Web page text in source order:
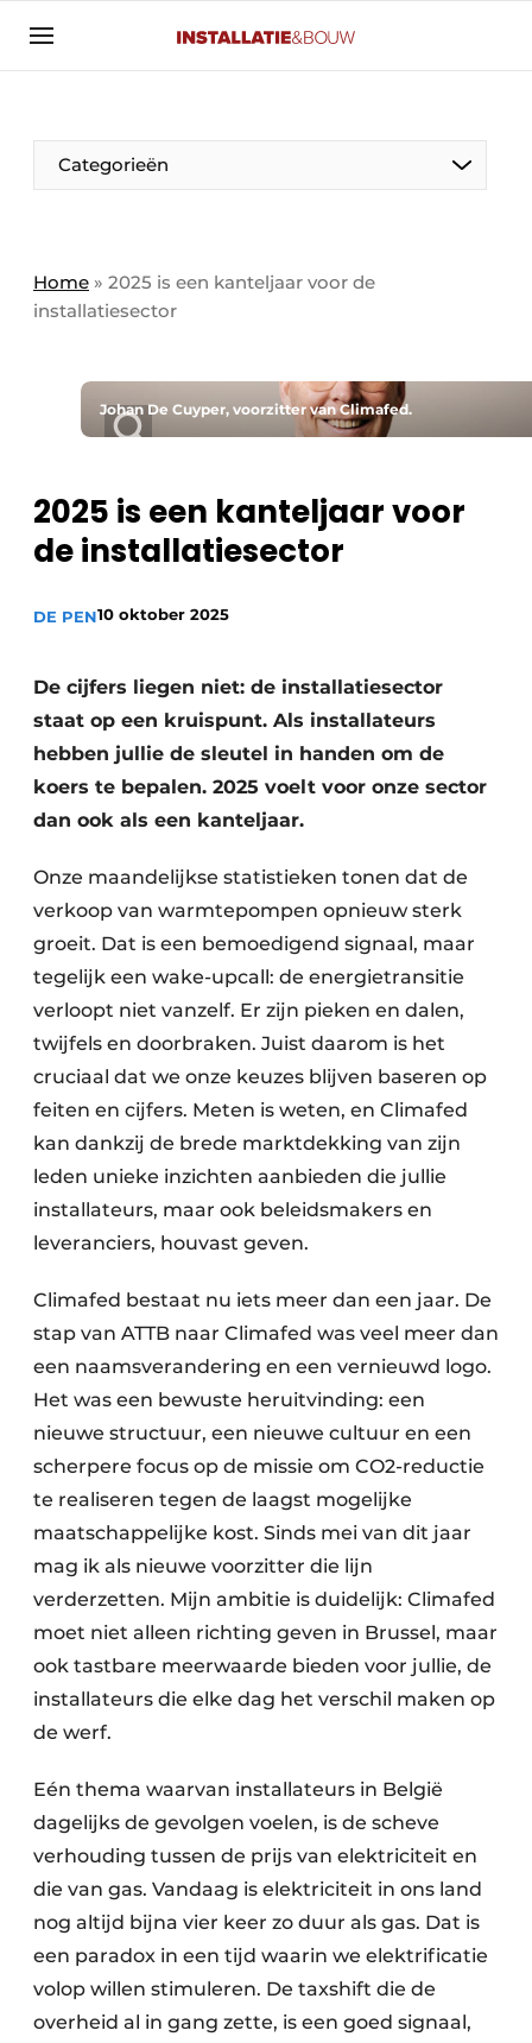
Aanmelden
Banner overzicht
BedrijvenAanmeldenBedankt voor de aanmelding
Contact
Evenement aanmelden
Nieuwsbrief
Privacy / Cookie statement
Vacature aanmelden
Categorieën
Panelgesprek
HVAC
Sanitair
Brandbeveiliging
Ventilatie
Warmtepompen
Home » 2025 is een kanteljaar voor de
installatiesector
Johan De Cuyper, voorzitter van Climafed.
2025 is een kanteljaar voor
de installatiesector
DE PEN10 oktober 2025
De cijfers liegen niet: de installatiesector
staat op een kruispunt. Als installateurs
hebben jullie de sleutel in handen om de
koers te bepalen. 2025 voelt voor onze sector
dan ook als een kanteljaar.
Onze maandelijkse statistieken tonen dat de
verkoop van warmtepompen opnieuw sterk
groeit. Dat is een bemoedigend signaal, maar
tegelijk een wake-upcall: de energietransitie
verloopt niet vanzelf. Er zijn pieken en dalen,
twijfels en doorbraken. Juist daarom is het
cruciaal dat we onze keuzes blijven baseren op
feiten en cijfers. Meten is weten, en Climafed
kan dankzij de brede marktdekking van zijn
leden unieke inzichten aanbieden die jullie
installateurs, maar ook beleidsmakers en
leveranciers, houvast geven.
Climafed bestaat nu iets meer dan een jaar. De
stap van ATTB naar Climafed was veel meer dan
een naamsverandering en een vernieuwd logo.
Het was een bewuste heruitvinding: een
nieuwe structuur, een nieuwe cultuur en een
scherpere focus op de missie om CO2-reductie
te realiseren tegen de laagst mogelijke
maatschappelijke kost. Sinds mei van dit jaar
mag ik als nieuwe voorzitter die lijn
verderzetten. Mijn ambitie is duidelijk: Climafed
moet niet alleen richting geven in Brussel, maar
ook tastbare meerwaarde bieden voor jullie, de
installateurs die elke dag het verschil maken op
de werf.
Eén thema waarvan installateurs in België
dagelijks de gevolgen voelen, is de scheve
verhouding tussen de prijs van elektriciteit en
die van gas. Vandaag is elektriciteit in ons land
nog altijd bijna vier keer zo duur als gas. Dat is
een paradox in een tijd waarin we elektrificatie
volop willen stimuleren. De taxshift die de
overheid al in gang zette, is een goed signaal,